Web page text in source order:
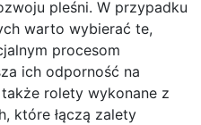
pleśni. W przypadku
warto wybierać te,
procesom
ich odporność na
rolety wykonane z
które łączą zalety